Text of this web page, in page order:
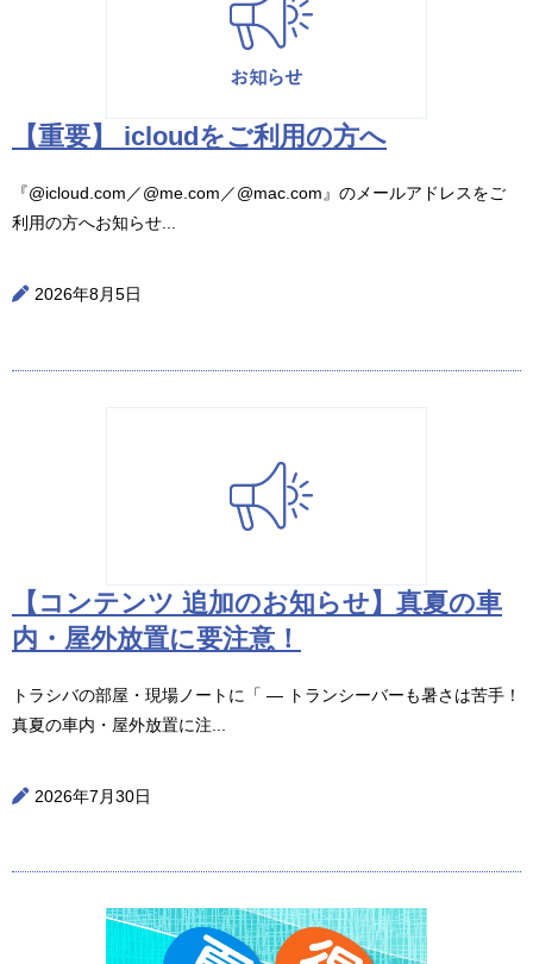
【重要】 icloudをご利用の方へ
『@icloud.com／@me.com／@mac.com』のメールアドレスをご
利用の方へお知らせ...
2026年8月5日
【コンテンツ 追加のお知らせ】真夏の車
内・屋外放置に要注意！
トラシバの部屋・現場ノートに「 ― トランシーバーも暑さは苦手！
真夏の車内・屋外放置に注...
2026年7月30日